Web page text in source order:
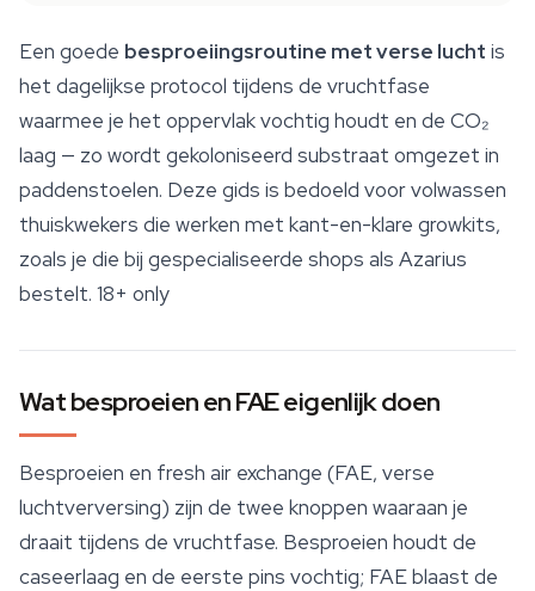
Een goede besproeiingsroutine met verse lucht is
het dagelijkse protocol tijdens de vruchtfase
waarmee je het oppervlak vochtig houdt en de CO₂
laag — zo wordt gekoloniseerd substraat omgezet in
paddenstoelen. Deze gids is bedoeld voor volwassen
thuiskwekers die werken met kant-en-klare growkits,
zoals je die bij gespecialiseerde shops als Azarius
bestelt. 18+ only
Wat besproeien en FAE eigenlijk doen
Besproeien en fresh air exchange (FAE, verse
luchtverversing) zijn de twee knoppen waaraan je
draait tijdens de vruchtfase. Besproeien houdt de
caseerlaag en de eerste pins vochtig; FAE blaast de